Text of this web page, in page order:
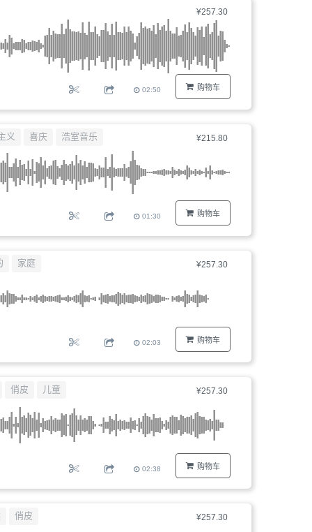
¥257.30
购物车
02:50
¥215.80
购物车
义 喜庆 浩室音乐
01:30
¥257.30
购物车
家庭
02:03
¥257.30
购物车
俏皮 儿童
02:38
¥257.30
俏皮